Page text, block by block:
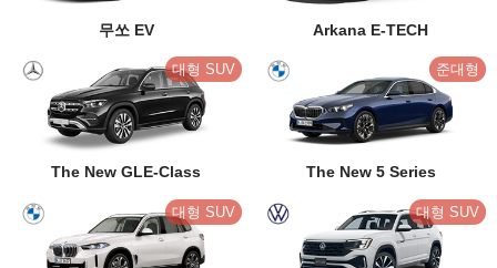
무쏘 EV Arkana E-TECH
대형 SUV
The New GLE-Class
준대형
The New 5 Series
대형 SUV 대형 SUV